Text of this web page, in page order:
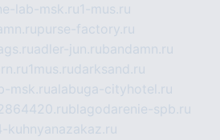
lab-msk.ru1-mus.ru
purse-factory.ru
adler-jun.rubandamn.ru
1mus.rudarksand.ru
msk.rualabuga-cityhotel.ru
blagodarenie-spb.ru
kuhnyanazakaz.ru